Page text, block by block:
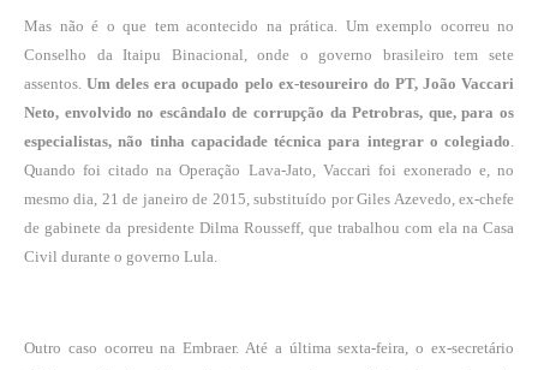
Mas não é o que tem acontecido na prática. Um exemplo ocorreu no
Conselho da Itaipu Binacional, onde o governo brasileiro tem sete
assentos.Um deles era ocupado pelo ex-tesoureiro do PT, João Vaccari
Neto, envolvido no escândalo de corrupção da Petrobras, que, para os
especialistas, não tinha capacidade técnica para integrar o colegiado
Quando foi citado na Operação Lava-Jato, Vaccari foi exonerado e, no
mesmo dia, 21 de janeiro de 2015, substituído por Giles Azevedo, ex-chefe
de gabinete da presidente Dilma Rousseff, que trabalhou com ela na Casa
Civil durante o governo Lula.
Outro caso ocorreu na Embraer. Até a última sexta-feira, o ex-secretário